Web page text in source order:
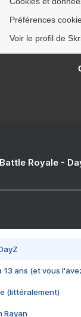
Préférences
Voir le profil de
Royale -
13 ans (et vous
(littéralement)
Rayan